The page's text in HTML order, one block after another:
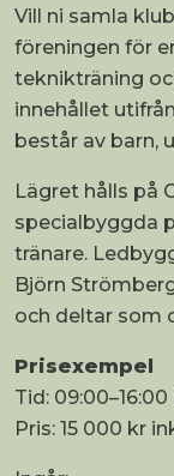
Vill ni samla
föreningen för
teknikträning
innehållet
består av barn,
Lägret hålls på
specialbyggda
tränare.
Björn
och deltar som
Prisexempel
Tid:
Pris: 15 000 kr